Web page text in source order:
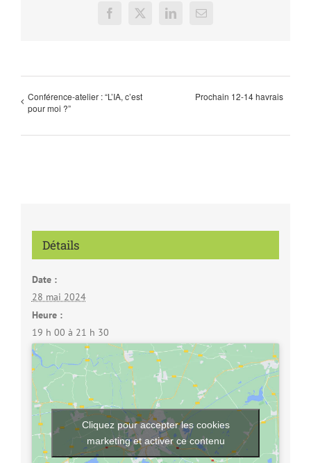
Facebook
X LinkedInEmail
Conférence-atelier : “L’IA, c’est
pour moi ?”
Prochain 12-14 havrais
Détails
Date :
28 mai 2024
Heure :
19 h 00 à 21 h 30
Cliquez pour accepter les cookies
marketing et activer ce contenu